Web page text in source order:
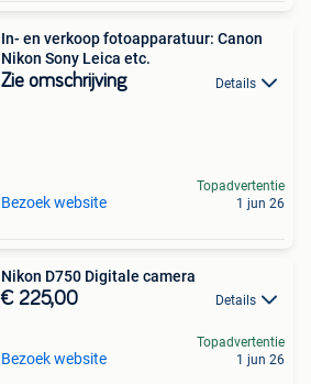
In- en verkoop fotoapparatuur: Canon
Nikon Sony Leica etc.
Zie omschrijving Details
Bezoek website
Topadvertentie
1 jun 26
Nikon D750 Digitale camera
€ 225,00 Details
Bezoek website
Topadvertentie
1 jun 26